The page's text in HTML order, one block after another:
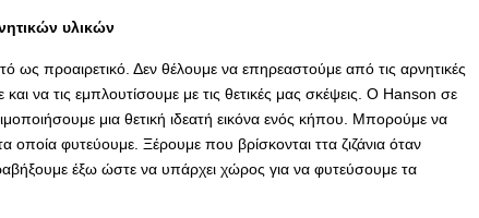
υλικών
ως προαιρετικό. Δεν θέλουμε να επηρεαστούμε από τις αρνητικές
και να τις εμπλουτίσουμε με τις θετικές μας σκέψεις. Ο Ηanson σε
μια θετική ιδεατή εικόνα ενός κήπου. Μπορούμε να
φυτεύουμε. Ξέρουμε που βρίσκονται ττα ζιζάνια όταν
έξω ώστε να υπάρχει χώρος για να φυτεύσουμε τα